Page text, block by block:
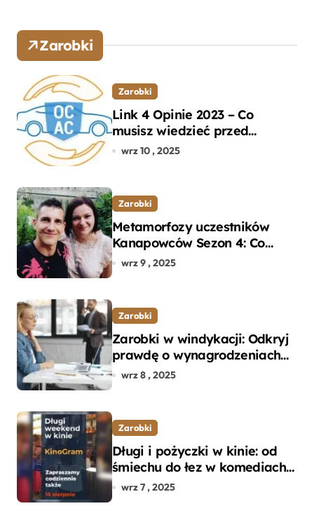
Zarobki
Zarobki
Link 4 Opinie 2023 – Co
musisz wiedzieć przed
wyborem ubezpieczenia OC i
wrz 10 , 2025
Zarobki
Metamorfozy uczestników
Kanapowców Sezon 4: Co
naprawdę zaskoczyło
wrz 9 , 2025
Zarobki
Zarobki w windykacji: Odkryj
prawdę o wynagrodzeniach
specjalistów w branży
wrz 8 , 2025
Zarobki
Długi i pożyczki w kinie: od
śmiechu do łez w komediach i
dramatach
wrz 7 , 2025